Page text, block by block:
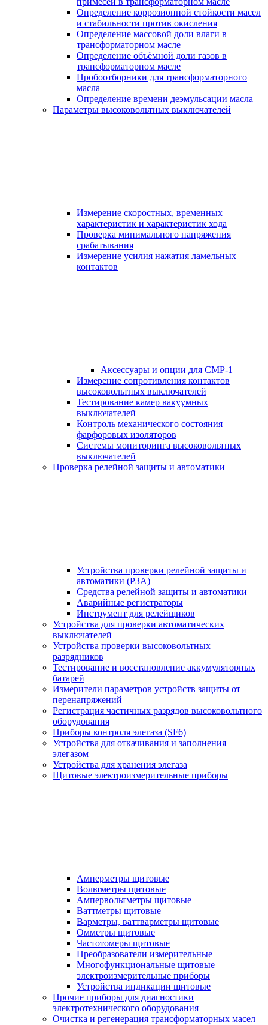
Определение коррозионной стойкости масел
и стабильности против окисления
Определение массовой доли влаги в
трансформаторном масле
Определение объёмной доли газов в
трансформаторном масле
Пробоотборники для трансформаторного
масла
Определение времени деэмульсации масла
Параметры высоковольтных выключателей
Измерение скоростных, временных
характеристик и характеристик хода
Проверка минимального напряжения
срабатывания
Измерение усилия нажатия ламельных
контактов
Аксессуары и опции для СМР-1
Измерение сопротивления контактов
высоковольтных выключателей
Тестирование камер вакуумных
выключателей
Контроль механического состояния
фарфоровых изоляторов
Системы мониторинга высоковольтных
выключателей
Проверка релейной защиты и автоматики
Устройства проверки релейной защиты и
автоматики (РЗА)
Средства релейной защиты и автоматики
Аварийные регистраторы
Инструмент для релейщиков
Устройства для проверки автоматических
выключателей
Устройства проверки высоковольтных
разрядников
Тестирование и восстановление аккумуляторных
батарей
Измерители параметров устройств защиты от
перенапряжений
Регистрация частичных разрядов высоковольтного
оборудования
Приборы контроля элегаза (SF6)
Устройства для откачивания и заполнения
элегазом
Устройства для хранения элегаза
Щитовые электроизмерительные приборы
Амперметры щитовые
Вольтметры щитовые
Ампервольтметры щитовые
Ваттметры щитовые
Варметры, ваттварметры щитовые
Омметры щитовые
Частотомеры щитовые
Преобразователи измерительные
Многофункциональные щитовые
электроизмерительные приборы
Устройства индикации щитовые
Прочие приборы для диагностики
электротехнического оборудования
Очистка и регенерация трансформаторных масел